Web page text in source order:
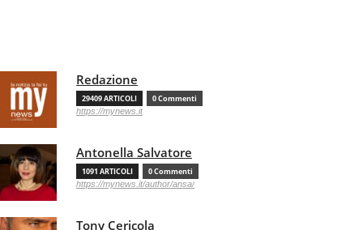
Redazione
29409 ARTICOLI 0 Commenti
https://mynews.it
Antonella Salvatore
1091 ARTICOLI 0 Commenti
https://mynews.it/author/ansa/
Tony Cericola